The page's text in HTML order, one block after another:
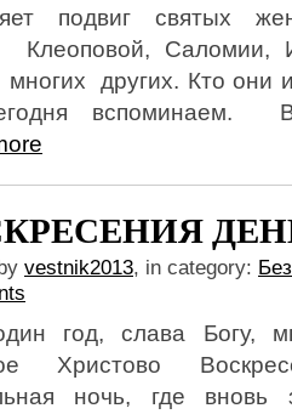
подвиг святых
Клеоповой,
других. Кто они
вспоминаем.
vestnik2013, in category:
год, слава Богу,
Христово
ночь, где вновь